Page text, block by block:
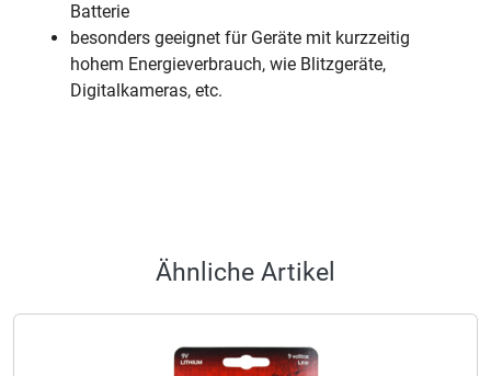
Batterie
besonders geeignet für Geräte mit kurzzeitig
hohem Energieverbrauch, wie Blitzgeräte,
Digitalkameras, etc.
Ähnliche Artikel